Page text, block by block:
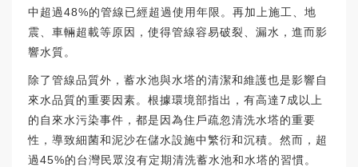
中超過48%的管線已經超過使用年限。再加上施工、地
震、車輛超載等原因，使得管線容易破裂、漏水，進而影
響水質。
除了管線品質外，蓄水池與水塔的清潔和維護也是影響自
來水品質的重要因素。根據環境部指出，有高達7成以上
的自來水污染事件，都是因為住戶疏忽清洗水塔的重要
性，導致細菌和泥沙在儲水設施中繁衍和沉積。然而，超
過45%的台灣民眾沒有定期清洗蓄水池和水塔的習慣。